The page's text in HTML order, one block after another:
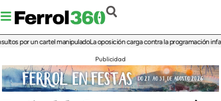
por un cartel manipuladoLa oposición carga contra la programación infantil
Publicidad